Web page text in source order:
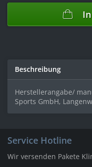
Beschreibung
Herstellerangabe/
Sports GmbH,
Service Hotline
Wir versenden Pakete